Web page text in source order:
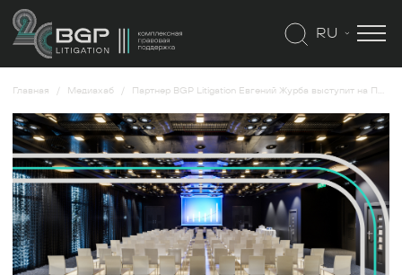
RU
Главная Медиахаб Партнер BGP Litigation Евгений Журба выступит на ПМЮФ